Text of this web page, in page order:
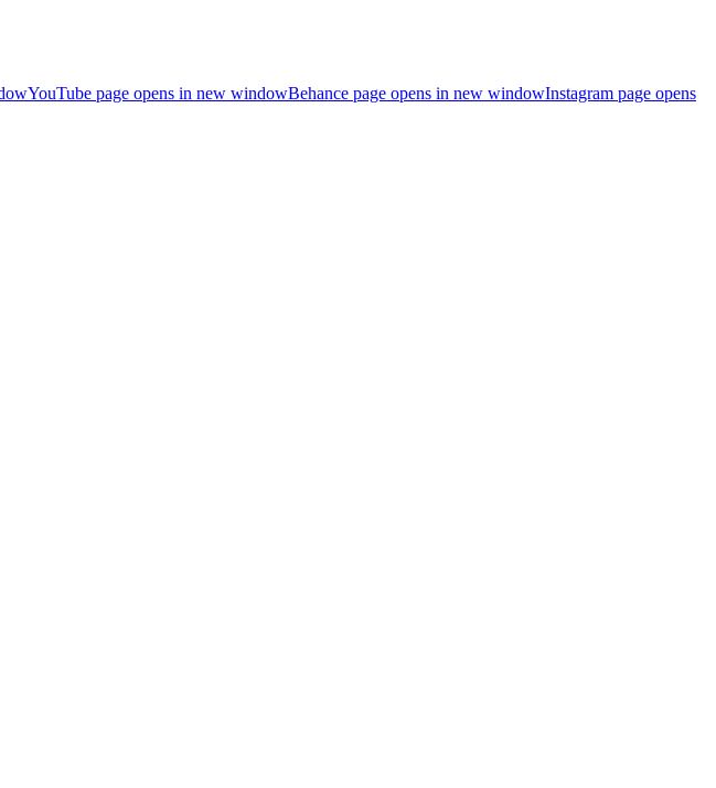
YouTube page opens in new windowBehance page opens in new windowInstagram page opens